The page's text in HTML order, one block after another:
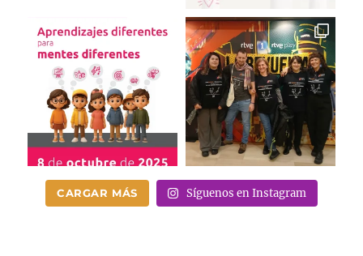
CARGAR MÁS Síguenos en Instagram